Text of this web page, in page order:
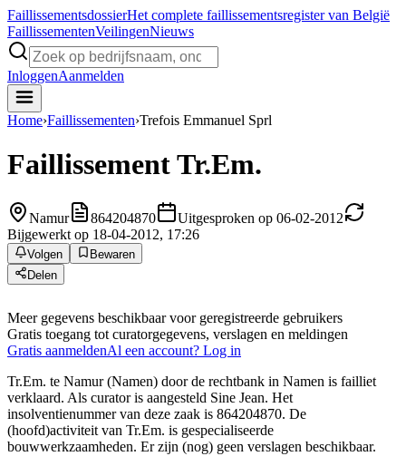
FaillissementsdossierHet complete faillissementsregister van België
FaillissementenVeilingenNieuws
InloggenAanmelden
Home›Faillissementen›Trefois Emmanuel Sprl
FaillissementTr.Em.
Namur 864204870
Uitgesproken op 06-02-2012
Bijgewerkt op 18-04-2012, 17:26
Volgen
Bewaren
Delen
Meer gegevens beschikbaar voor geregistreerde gebruikers
Gratis toegang tot curatorgegevens, verslagen en meldingen
Gratis aanmeldenAl een account? Log in
Tr.Em. te Namur (Namen) door de rechtbank in Namen is failliet
verklaard. Als curator is aangesteld Sine Jean. Het
insolventienummer van deze zaak is 864204870. De
(hoofd)activiteit van Tr.Em. is gespecialiseerde
bouwwerkzaamheden. Er zijn (nog) geen verslagen beschikbaar.